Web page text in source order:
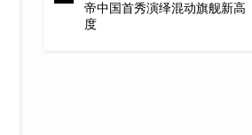
帝中国首秀演绎混动旗舰新高
度